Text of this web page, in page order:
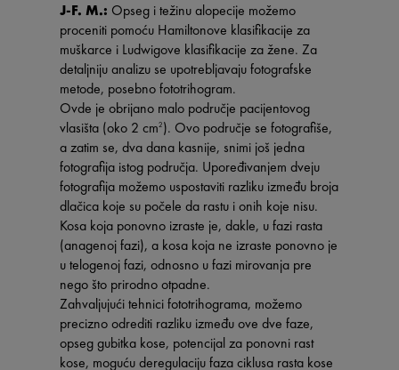
J-F. M.: Opseg i težinu alopecije možemo
proceniti pomoću Hamiltonove klasifikacije za
muškarce i Ludwigove klasifikacije za žene. Za
detaljniju analizu se upotrebljavaju fotografske
metode, posebno fototrihogram.
Ovde je obrijano malo područje pacijentovog
vlasišta (oko 2 cm2 ). Ovo područje se fotografiše,
a zatim se, dva dana kasnije, snimi još jedna
fotografija istog područja. Upoređivanjem dveju
fotografija možemo uspostaviti razliku između broja
dlačica koje su počele da rastu i onih koje nisu.
Kosa koja ponovno izraste je, dakle, u fazi rasta
(anagenoj fazi), a kosa koja ne izraste ponovno je
u telogenoj fazi, odnosno u fazi mirovanja pre
nego što prirodno otpadne.
Zahvaljujući tehnici fototrihograma, možemo
precizno odrediti razliku između ove dve faze,
opseg gubitka kose, potencijal za ponovni rast
kose, moguću deregulaciju faza ciklusa rasta kose